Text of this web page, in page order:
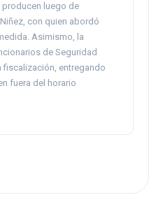
luego de
con quien abordó
Asimismo, la
de Seguridad
fiscalización, entregando
fuera del horario